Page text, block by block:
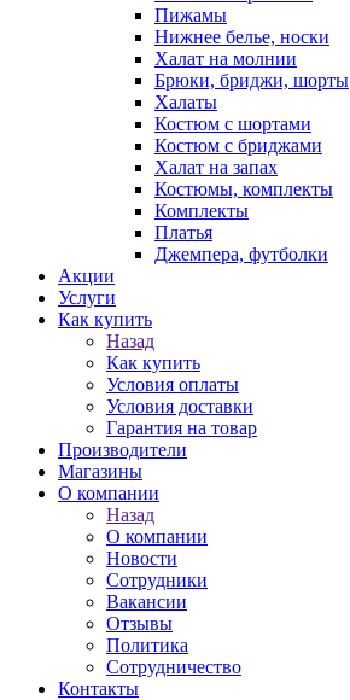
Пижамы
Нижнее белье, носки
Халат на молнии
Брюки, бриджи, шорты
Халаты
Костюм с шортами
Костюм с бриджами
Халат на запах
Костюмы, комплекты
Комплекты
Платья
Джемпера, футболки
Акции
Услуги
Как купить
Назад
Как купить
Условия оплаты
Условия доставки
Гарантия на товар
Производители
Магазины
О компании
Назад
О компании
Новости
Сотрудники
Вакансии
Отзывы
Политика
Сотрудничество
Контакты